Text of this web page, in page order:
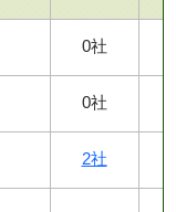
0社
0社
2社